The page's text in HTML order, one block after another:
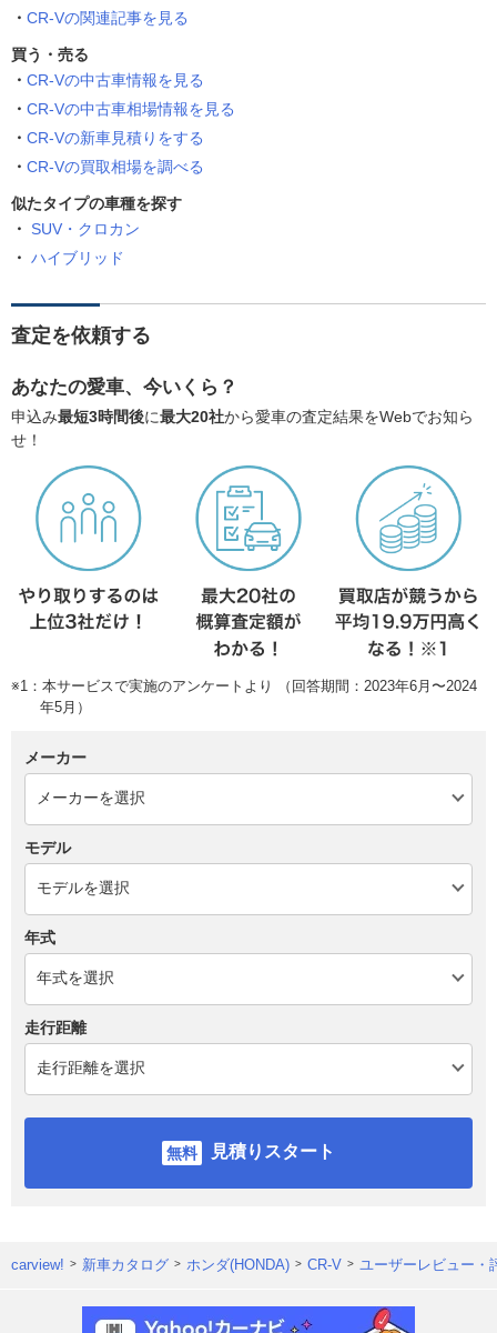
CR-Vの関連記事を見る
買う・売る
CR-Vの中古車情報を見る
CR-Vの中古車相場情報を見る
CR-Vの新車見積りをする
CR-Vの買取相場を調べる
似たタイプの車種を探す
SUV・クロカン
ハイブリッド
査定を依頼する
あなたの愛車、今いくら？
申込み最短3時間後に最大20社から愛車の査定結果をWebでお知ら
せ！
※1：本サービスで実施のアンケートより （回答期間：2023年6月〜2024
年5月）
メーカー
モデル
年式
走行距離
見積りスタート
carview! 新車カタログ ホンダ(HONDA) CR-V ユーザーレビュー・